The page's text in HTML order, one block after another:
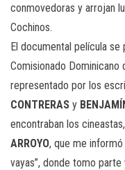
conmovedoras y arrojan
Cochinos.
El documental película
Comisionado Dominicano
representado por los
CONTRERAS y
encontraban los
ARROYO, que me informó
vayas”, donde tomo